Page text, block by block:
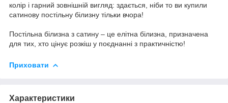
колір і гарний зовнішній вигляд: здається, ніби то ви купили
сатинову постільну білизну тільки вчора!
Постільна білизна з сатину – це елітна білизна, призначена
для тих, хто цінує розкіш у поєднанні з практичністю!
Приховати
Характеристики